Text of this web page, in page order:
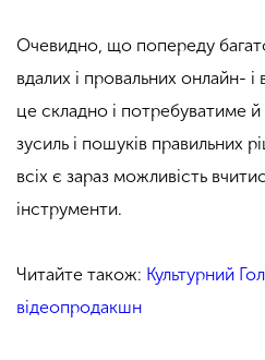
Очевидно, що попереду
вдалих і провальних онлайн- і
це складно і потребуватиме й
зусиль і пошуків правильних
всіх є зараз можливість
інструменти.
Читайте також: Культурний
відеопродакшн